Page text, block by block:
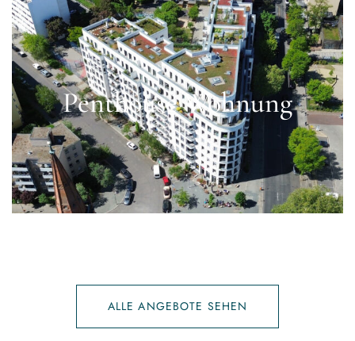
Penthouse Wohnung
ALLE ANGEBOTE SEHEN